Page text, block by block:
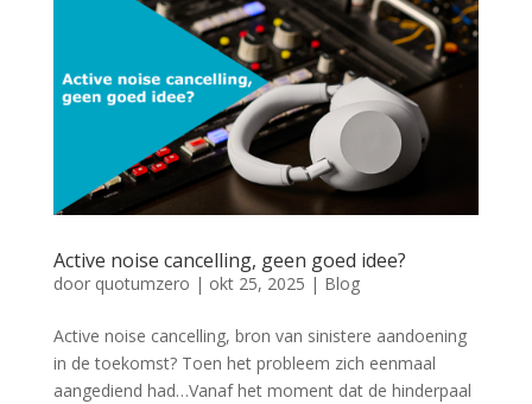
Active noise cancelling, geen goed idee?
door quotumzero | okt 25, 2025 | Blog
Active noise cancelling, bron van sinistere aandoening
in de toekomst? Toen het probleem zich eenmaal
aangediend had…Vanaf het moment dat de hinderpaal